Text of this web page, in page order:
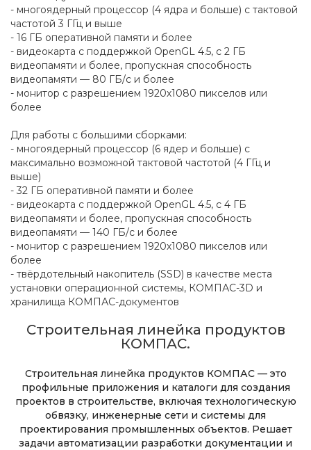
- многоядерный процессор (4 ядра и больше) с тактовой
частотой 3 ГГц и выше
- 16 ГБ оперативной памяти и более
- видеокарта с поддержкой OpenGL 4.5, с 2 ГБ
видеопамяти и более, пропускная способность
видеопамяти — 80 ГБ/с и более
- монитор с разрешением 1920х1080 пикселов или
более
Для работы с большими сборками:
- многоядерный процессор (6 ядер и больше) с
максимально возможной тактовой частотой (4 ГГц и
выше)
- 32 ГБ оперативной памяти и более
- видеокарта с поддержкой OpenGL 4.5, с 4 ГБ
видеопамяти и более, пропускная способность
видеопамяти — 140 ГБ/с и более
- монитор с разрешением 1920х1080 пикселов или
более
- твёрдотельный накопитель (SSD) в качестве места
установки операционной системы, КОМПАС-3D и
хранилища КОМПАС-документов
Строительная линейка продуктов
КОМПАС.
Строительная линейка продуктов КОМПАС — это
профильные приложения и каталоги для создания
проектов в строительстве, включая технологическую
обвязку, инженерные сети и системы для
проектирования промышленных объектов. Решает
задачи автоматизации разработки документации и